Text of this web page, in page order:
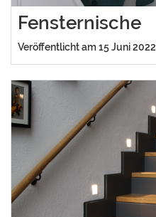
Fensternische
Veröffentlicht am 15 Juni 2022